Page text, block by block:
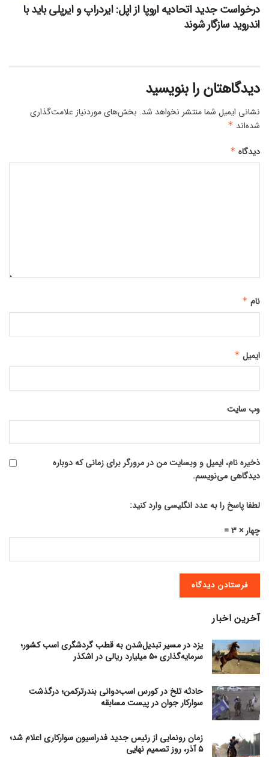
درخواست جدید اتحادیه اروپا از اپل: ایردراپ و ایرپلی باید با
اندروید سازگار شوند
دیدگاهتان را بنویسید
نشانی ایمیل شما منتشر نخواهد شد. بخش‌های موردنیاز علامت‌گذاری
شده‌اند *
دیدگاه *
نام *
ایمیل *
وب‌ سایت
ذخیره نام، ایمیل و وبسایت من در مرورگر برای زمانی که دوباره
دیدگاهی می‌نویسم.
لطفا پاسخ را به عدد انگلیسی وارد کنید:
چهار × 3 =
آخرین اخبار
یزد در مسیر تبدیل‌شدن به قطب گردشگری اسب کشور؛
سرمایه‌گذاری ۵۰ میلیارد ریالی در اشکذر
حادثه تلخ در کورس اسب‌دوانی بندرترکمن؛ درگذشت
سوارکار جوان در پیست مسابقه
زمان رونمایی از رئیس جدید فدراسیون سوارکاری اعلام شد؛
۵ آذر، روز تصمیم نهایی